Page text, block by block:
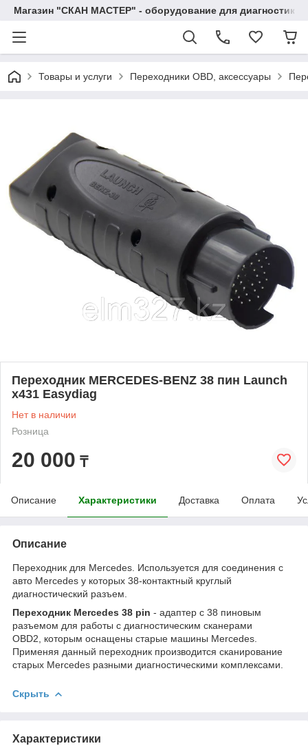
Магазин "СКАН МАСТЕР" - оборудование для диагностики
Товары и услуги Переходники OBD, аксессуары
Переходник MERCEDES-BENZ 38 пин Launch
x431 Easydiag
Нет в наличии
Розница
20 000 ₸
Описание Характеристики Доставка Оплата
Описание
Переходник для Mercedes. Используется для соединения с
авто Mercedes у которых 38-контактный круглый
диагностический разъем.
Переходник Mercedes 38 pin - адаптер с 38 пиновым
разъемом для работы с диагностическим сканерами
OBD2, которым оснащены старые машины Mercedes.
Применяя данный переходник производится сканирование
старых Mercedes разными диагностическими комплексами.
Скрыть
Характеристики